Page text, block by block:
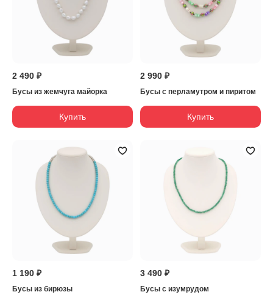
2 490 ₽
Бусы из жемчуга майорка
Купить
2 990 ₽
Бусы с перламутром и пиритом
Купить
1 190 ₽
Бусы из бирюзы
3 490 ₽
Бусы с изумрудом